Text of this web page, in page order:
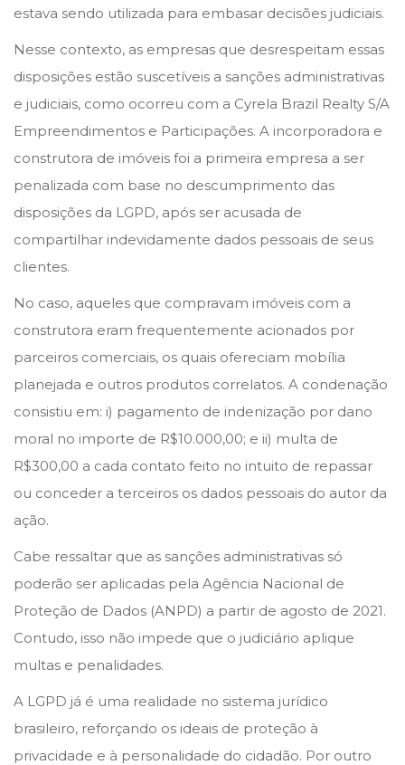
d
d
estava sendo utilizada para embasar decisões judiciais.
Nesse contexto, as empresas que desrespeitam essas
disposições estão suscetíveis a sanções administrativas
e judiciais, como ocorreu com a Cyrela Brazil Realty S/A
Empreendimentos e Participações. A incorporadora e
construtora de imóveis foi a primeira empresa a ser
penalizada com base no descumprimento das
disposições da LGPD, após ser acusada de
compartilhar indevidamente dados pessoais de seus
clientes.
No caso, aqueles que compravam imóveis com a
construtora eram frequentemente acionados por
parceiros comerciais, os quais ofereciam mobília
planejada e outros produtos correlatos. A condenação
consistiu em: i) pagamento de indenização por dano
moral no importe de R$10.000,00; e ii) multa de
R$300,00 a cada contato feito no intuito de repassar
ou conceder a terceiros os dados pessoais do autor da
ação.
Cabe ressaltar que as sanções administrativas só
poderão ser aplicadas pela Agência Nacional de
Proteção de Dados (ANPD) a partir de agosto de 2021.
Contudo, isso não impede que o judiciário aplique
multas e penalidades.
A LGPD já é uma realidade no sistema jurídico
brasileiro, reforçando os ideais de proteção à
privacidade e à personalidade do cidadão. Por outro